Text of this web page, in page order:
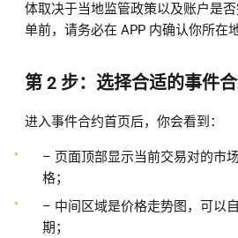
体取决于当地监管政策以及账户是
单前，请务必在 APP 内确认你所在
第 2 步：选择合适的事件
进入事件合约首页后，你会看到：
– 页面顶部显示当前交易对的市
格；
– 中间区域是价格走势图，可以
期；